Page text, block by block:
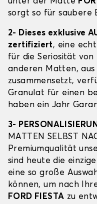
sorgt so für saubere
2- Dieses exklusive
zertifiziert, eine
für die Seriosität von
anderen Matten, aus
zusammensetzt,
Granulat für einen
haben ein Jahr
3-
MATTEN SELBST
Premiumqualität
sind heute die
eine so große
können, um nach
FORD FIESTA zu